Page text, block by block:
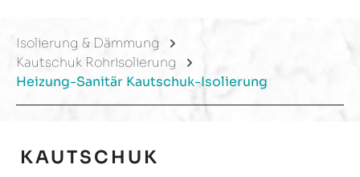
Isolierung & Dämmung
Kautschuk Rohrisolierung
Heizung-Sanitär Kautschuk-Isolierung
KAUTSCHUK